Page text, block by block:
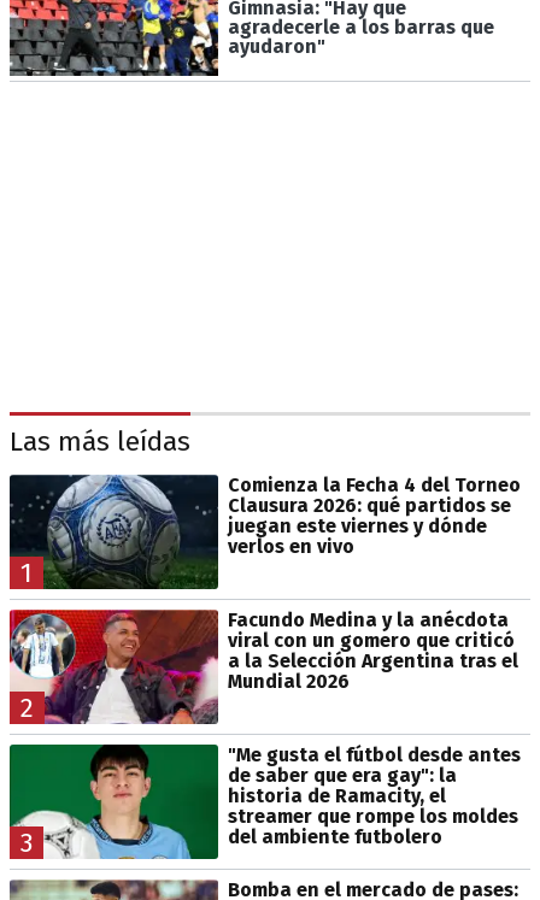
Gimnasia: "Hay que
agradecerle a los barras que
ayudaron"
Las más leídas
1
Comienza la Fecha 4 del Torneo
Clausura 2026: qué partidos se
juegan este viernes y dónde
verlos en vivo
2
Facundo Medina y la anécdota
viral con un gomero que criticó
a la Selección Argentina tras el
Mundial 2026
3
"Me gusta el fútbol desde antes
de saber que era gay": la
historia de Ramacity, el
streamer que rompe los moldes
del ambiente futbolero
Bomba en el mercado de pases: